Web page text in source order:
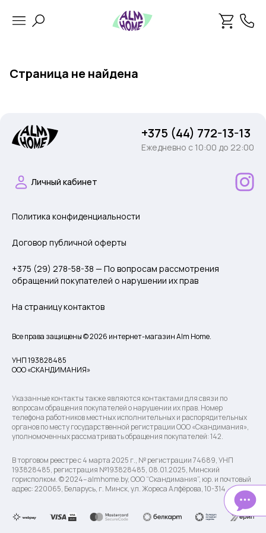
Страница не найдена
+375 (44) 772-13-13
Ежедневно c 10:00 до 22:00
Личный кабинет
Политика конфиденциальности
Договор публичной оферты
+375 (29) 278-58-38 — По вопросам рассмотрения
обращений покупателей о нарушении их прав
На страницу контактов
Все права защищены © 2026 интернет-магазин Alm Home.
УНП 193828485
ООО «СКАНДИМАНИЯ»
Указанные контакты также являются контактами для связи по
вопросам обращения покупателей о нарушении их прав. Номер
телефона работников местных исполнительных и распорядительных
органов по месту государственной регистрации ООО «Скандимания»,
уполномоченных рассматривать обращения покупателей: 142.
В торговом реестре с 4 марта 2025 г., № регистрации 74689, УНП
193828485, регистрация №193828485, 08.01.2025, Минский
горисполком. © 2024– almhome.by, ООО “Скандимания”, юр. и почтовый
адрес: 220065, Беларусь, г. Минск, ул. Жореса Алфёрова, 10-314